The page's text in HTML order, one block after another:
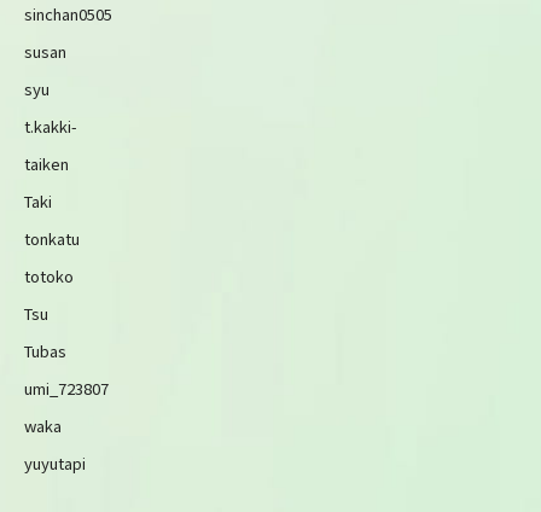
sinchan0505
susan
syu
t.kakki-
taiken
Taki
tonkatu
totoko
Tsu
Tubas
umi_723807
waka
yuyutapi